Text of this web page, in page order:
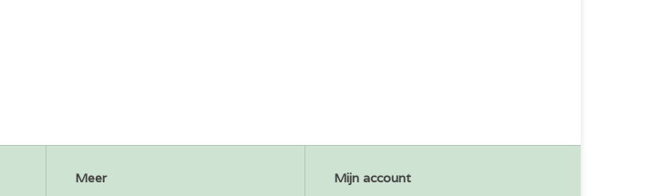
Meer Mijn account